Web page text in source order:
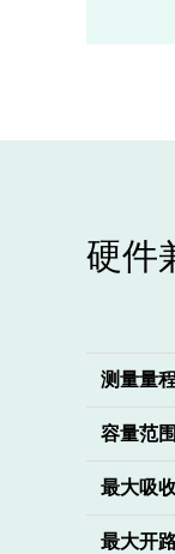
硬件
测量量
容量范围
最大吸
最大开